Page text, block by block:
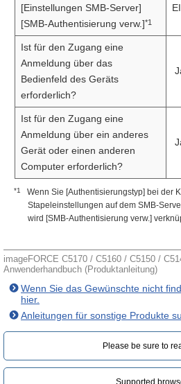
[Einstellungen SMB-Server]
[SMB-Authentisierung verw.]*1
Ist für den Zugang eine
Anmeldung über das
Bedienfeld des Geräts
erforderlich?
Ist für den Zugang eine
Anmeldung über ein anderes
Gerät oder einen anderen
Computer erforderlich?
*1
Wenn Sie [Authentisierungstyp] bei der
Stapeleinstellungen auf dem SMB-
wird [SMB-Authentisierung verw.]
imageFORCE C5170 / C5160 / C5150 /
Anwenderhandbuch (Produktanleitung)
Wenn Sie das Gewünschte nicht
hier.
Anleitungen für sonstige Produkte
Please be sure to
Supported